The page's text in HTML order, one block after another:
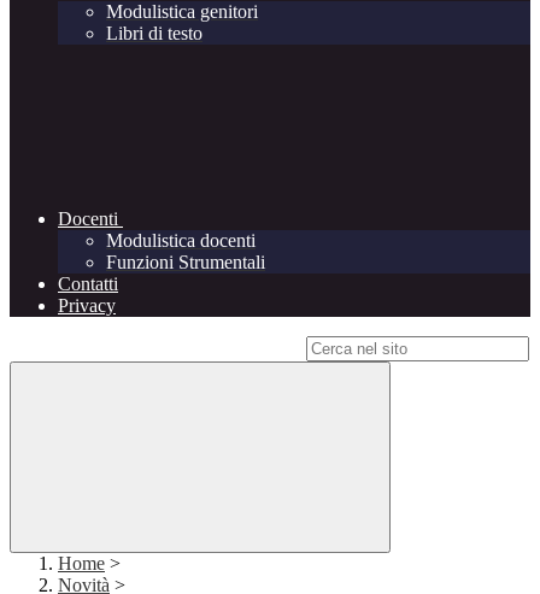
Modulistica genitori
Libri di testo
Docenti
Modulistica docenti
Funzioni Strumentali
Contatti
Privacy
Home >
Novità >